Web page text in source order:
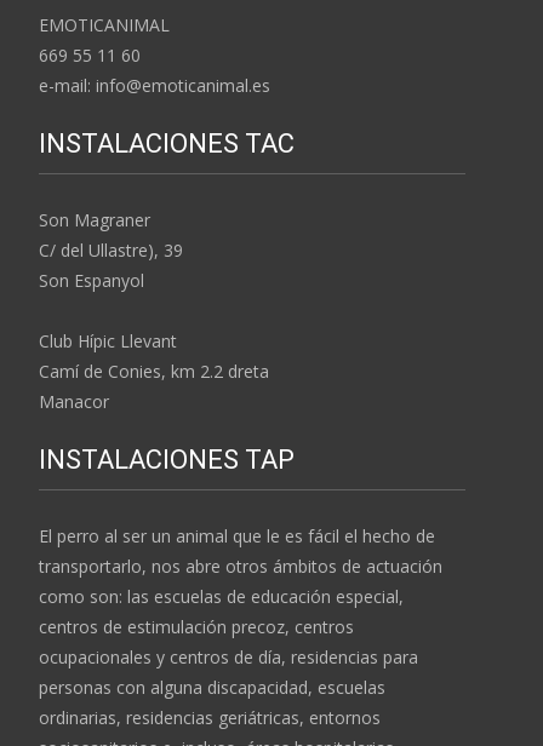
EMOTICANIMAL
669 55 11 60
e-mail: info@emoticanimal.es
INSTALACIONES TAC
Son Magraner
C/ del Ullastre), 39
Son Espanyol
Club Hípic Llevant
Camí de Conies, km 2.2 dreta
Manacor
INSTALACIONES TAP
El perro al ser un animal que le es fácil el hecho de
transportarlo, nos abre otros ámbitos de actuación
como son: las escuelas de educación especial,
centros de estimulación precoz, centros
ocupacionales y centros de día, residencias para
personas con alguna discapacidad, escuelas
ordinarias, residencias geriátricas, entornos